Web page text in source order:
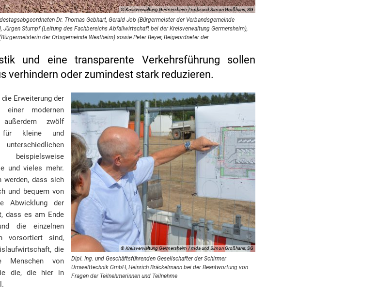
© Kreisverwaltung Germersheim / mda und Simon Großhans; SG
Dr. Thomas Gebhart, Gerald Job (Bürgermeister der Verbandsgemeinde
Jürgen Stumpf (Leitung des Fachbereichs Abfallwirtschaft bei der Kreisverwaltung Germersheim),
der Ortsgemeinde Westheim) sowie Peter Beyer, Beigeordneter der
und eine transparente Verkehrsführung sollen
verhindern oder zumindest stark reduzieren.
© Kreisverwaltung Germersheim / mda und Simon Großhans; SG
Dipl. Ing. und Geschäftsführenden Gesellschafter der Schirmer
Umwelttechnik GmbH, Heinrich Bräckelmann bei der Beantwortung von
Fragen der Teilnehmerinnen und Teilnehme
Erweiterung der
einer modernen
außerdem zwölf
für kleine und
und vieles mehr.
werden, dass sich
und bequem von
Abwicklung der
dass es am Ende
die einzelnen
vorsortiert sind,
die
Menschen von
die, die hier in